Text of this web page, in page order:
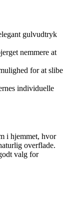
gulvudtryk
nemmere at
for at slibe
individuelle
i hjemmet, hvor
overflade.
valg for